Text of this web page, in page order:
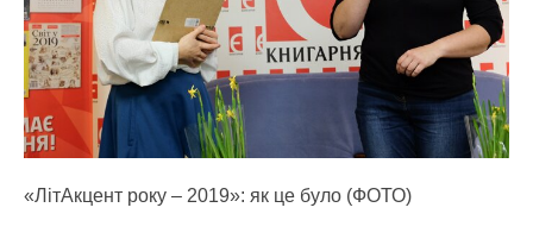
«ЛітАкцент року – 2019»: як це було (ФОТО)